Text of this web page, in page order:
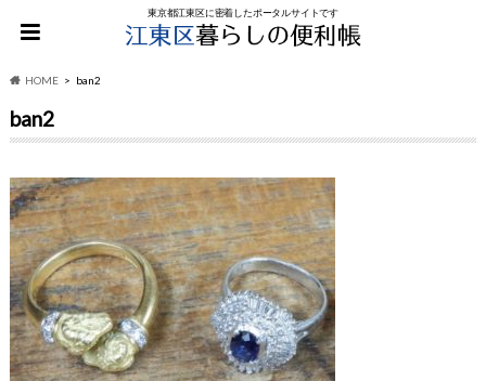
東京都江東区に密着したポータルサイトです
HOME ban2
ban2